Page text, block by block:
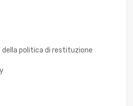
della politica di restituzione